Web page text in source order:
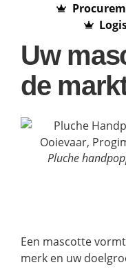
Uw
de
Pluche
Een mascotte
merk en uw